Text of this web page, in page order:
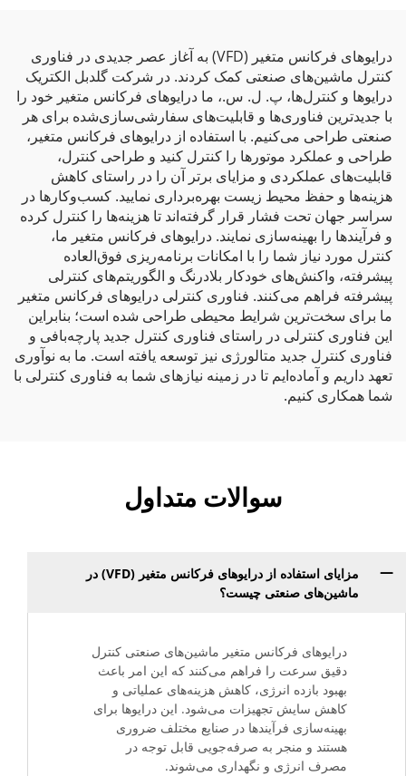
درایوهای فرکانس متغیر (VFD) به آغاز عصر جدیدی در فناوری
کنترل ماشین‌های صنعتی کمک کردند. در شرکت گلدبل الکتریک
درایوها و کنترل‌ها، پ. ل. س.، ما درایوهای فرکانس متغیر خود را
با جدیدترین فناوری‌ها و قابلیت‌های سفارشی‌سازی‌شده برای هر
صنعتی طراحی می‌کنیم. با استفاده از درایوهای فرکانس متغیر،
طراحی و عملکرد موتورها را کنترل کنید و طراحی کنترل،
قابلیت‌های عملکردی و مزایای برتر آن را در راستای کاهش
هزینه‌ها و حفظ محیط زیست بهره‌برداری نمایید. کسب‌وکارها در
سراسر جهان تحت فشار قرار گرفته‌اند تا هزینه‌ها را کنترل کرده
و فرآیندها را بهینه‌سازی نمایند. درایوهای فرکانس متغیر ما،
کنترل مورد نیاز شما را با امکانات برنامه‌ریزی فوق‌العاده
پیشرفته، واکنش‌های خودکار بلادرنگ و الگوریتم‌های کنترلی
پیشرفته فراهم می‌کنند. فناوری کنترلی درایوهای فرکانس متغیر
ما برای سخت‌ترین شرایط محیطی طراحی شده است؛ بنابراین
این فناوری کنترلی در راستای فناوری کنترل جدید پارچه‌بافی و
فناوری کنترل جدید متالورژی نیز توسعه یافته است. ما به نوآوری
تعهد داریم و آماده‌ایم تا در زمینه نیازهای شما به فناوری کنترلی با
شما همکاری کنیم.
سوالات متداول
مزایای استفاده از درایوهای فرکانس متغیر (VFD) در
ماشین‌های صنعتی چیست؟
درایوهای فرکانس متغیر ماشین‌های صنعتی کنترل
دقیق سرعت را فراهم می‌کنند که این امر باعث
بهبود بازده انرژی، کاهش هزینه‌های عملیاتی و
کاهش سایش تجهیزات می‌شود. این درایوها برای
بهینه‌سازی فرآیندها در صنایع مختلف ضروری
هستند و منجر به صرفه‌جویی قابل توجه در
مصرف انرژی و نگهداری می‌شوند.